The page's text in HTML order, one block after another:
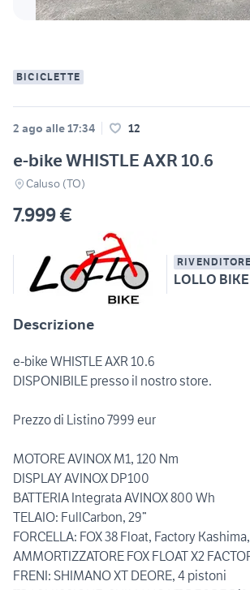
BICICLETTE
2 ago alle 17:34 12
e-bike WHISTLE AXR 10.6
Caluso (TO)
7.999 €
RIVENDITORE
LOLLO BIKE
Descrizione
e-bike WHISTLE AXR 10.6
DISPONIBILE presso il nostro store.
Prezzo di Listino 7999 eur
MOTORE AVINOX M1, 120 Nm
DISPLAY AVINOX DP100
BATTERIA Integrata AVINOX 800 Wh
TELAIO: FullCarbon, 29”
FORCELLA: FOX 38 Float, Factory
AMMORTIZZATORE FOX FLOAT X2
FRENI: SHIMANO XT DEORE, 4 pistoni